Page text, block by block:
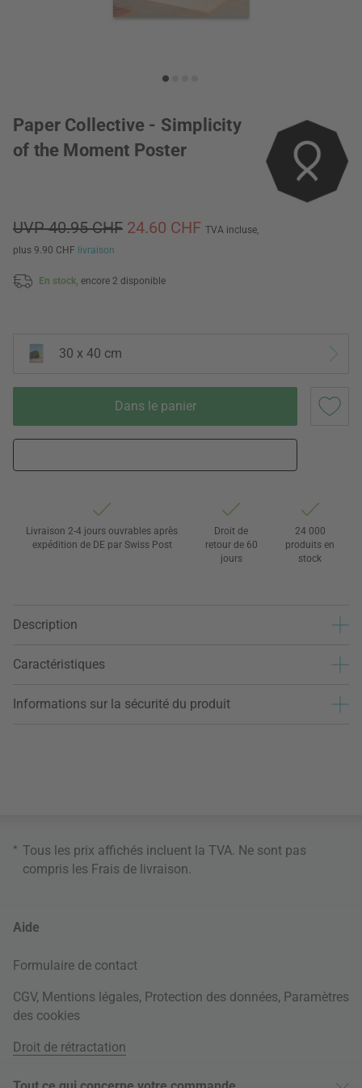
Paper Collective - Simplicity
of the Moment Poster
UVP 40.95 CHF 24.60 CHF TVA incluse,
plus 9.90 CHF livraison
En stock, encore 2 disponible
30 x 40 cm
Dans le panier
Livraison 2-4 jours ouvrables après
expédition de DE par Swiss Post
Droit de
retour de 60
jours
24 000
produits en
stock
Description
Caractéristiques
Informations sur la sécurité du produit
* Tous les prix affichés incluent la TVA. Ne sont pas
compris les Frais de livraison
Aide
Formulaire de contact
CGV, Mentions légales, Protection des données, Paramètres
des cookies
Droit de rétractation